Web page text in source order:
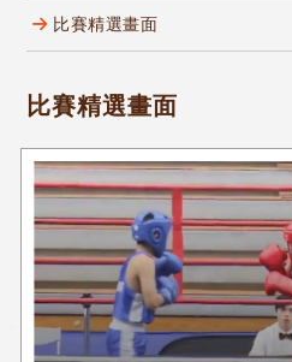
比賽精選畫面
比賽精選畫面